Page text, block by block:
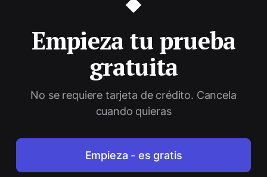
Empieza tu prueba
gratuita
No se requiere tarjeta de crédito. Cancela
cuando quieras
Empieza - es gratis